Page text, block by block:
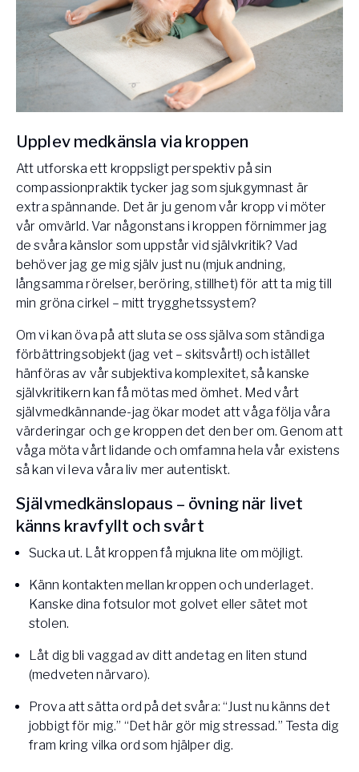
Upplev medkänsla via kroppen
Att utforska ett kroppsligt perspektiv på sin
compassionpraktik tycker jag som sjukgymnast är
extra spännande. Det är ju genom vår kropp vi möter
vår omvärld. Var någonstans i kroppen förnimmer jag
de svåra känslor som uppstår vid självkritik? Vad
behöver jag ge mig själv just nu (mjuk andning,
långsamma rörelser, beröring, stillhet) för att ta mig till
min gröna cirkel – mitt trygghetssystem?
Om vi kan öva på att sluta se oss själva som ständiga
förbättringsobjekt (jag vet – skitsvårt!) och istället
hänföras av vår subjektiva komplexitet, så kanske
självkritikern kan få mötas med ömhet. Med vårt
självmedkännande-jag ökar modet att våga följa våra
värderingar och ge kroppen det den ber om. Genom att
våga möta vårt lidande och omfamna hela vår existens
så kan vi leva våra liv mer autentiskt.
Självmedkänslopaus – övning när livet
känns kravfyllt och svårt
Sucka ut. Låt kroppen få mjukna lite om möjligt.
Känn kontakten mellan kroppen och underlaget.
Kanske dina fotsulor mot golvet eller sätet mot
stolen.
Låt dig bli vaggad av ditt andetag en liten stund
(medveten närvaro).
Prova att sätta ord på det svåra: “Just nu känns det
jobbigt för mig.” “Det här gör mig stressad.” Testa dig
fram kring vilka ord som hjälper dig.